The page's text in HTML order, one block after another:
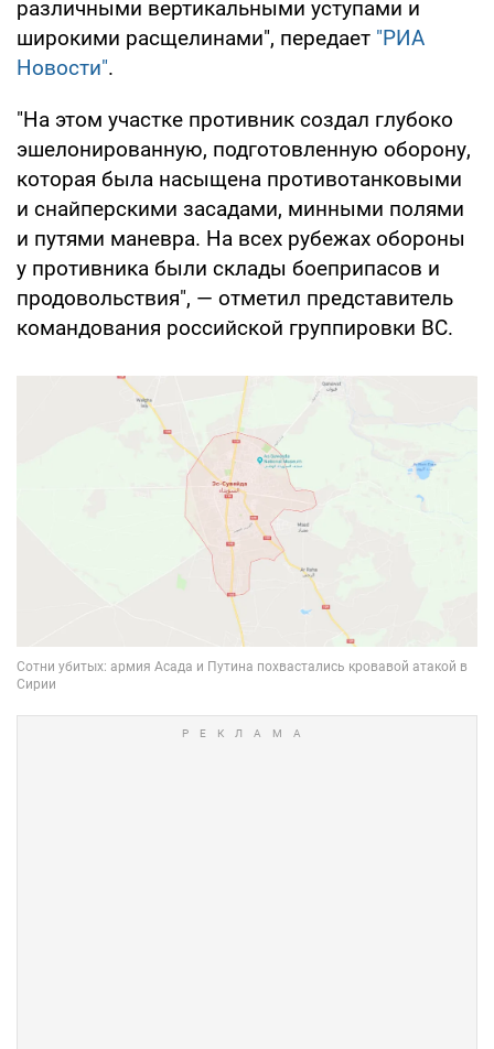
различными вертикальными уступами и
широкими расщелинами", передает "РИА
Новости".
"На этом участке противник создал глубоко
эшелонированную, подготовленную оборону,
которая была насыщена противотанковыми
и снайперскими засадами, минными полями
и путями маневра. На всех рубежах обороны
у противника были склады боеприпасов и
продовольствия", — отметил представитель
командования российской группировки ВС.